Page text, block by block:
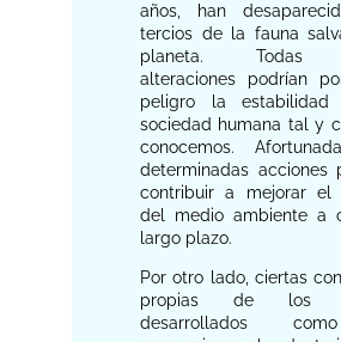
años, han
tercios de la fauna
planeta. Todas
alteraciones podrían
peligro la
sociedad humana tal y
conocemos.
determinadas acciones
contribuir a mejorar el
del medio ambiente a
largo plazo.
Por otro lado, ciertas
propias de los
desarrollados